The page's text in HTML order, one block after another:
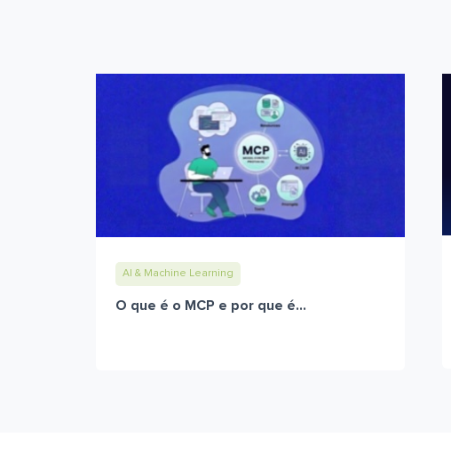
AI & Machine Learning
O que é o MCP e por que é...